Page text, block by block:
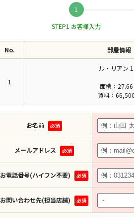
STEP1 お客様入力
No. 部屋情報
1
ル・リアン
面積：
賃料：
お名前 必須
メールアドレス 必須
お電話番号(ハイフン不要) 必須
お問い合わせ先(担当店舗) 必須